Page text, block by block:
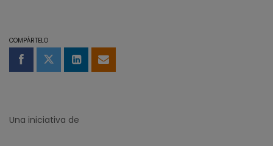
COMPÁRTELO
Compartir en Facebook
Compartir en Twitter
Compartir en LinkedIn
Compartir por email
Una iniciativa de